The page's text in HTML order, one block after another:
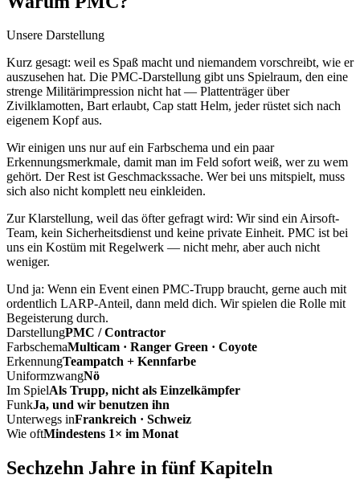
Unsere Darstellung
Kurz gesagt: weil es Spaß macht und niemandem vorschreibt, wie er
auszusehen hat. Die PMC-Darstellung gibt uns Spielraum, den eine
strenge Militärimpression nicht hat — Plattenträger über
Zivilklamotten, Bart erlaubt, Cap statt Helm, jeder rüstet sich nach
eigenem Kopf aus.
Wir einigen uns nur auf ein Farbschema und ein paar
Erkennungsmerkmale, damit man im Feld sofort weiß, wer zu wem
gehört. Der Rest ist Geschmackssache. Wer bei uns mitspielt, muss
sich also nicht komplett neu einkleiden.
Zur Klarstellung, weil das öfter gefragt wird: Wir sind ein Airsoft-
Team, kein Sicherheitsdienst und keine private Einheit. PMC ist bei
uns ein Kostüm mit Regelwerk — nicht mehr, aber auch nicht
weniger.
Und ja: Wenn ein Event einen PMC-Trupp braucht, gerne auch mit
ordentlich LARP-Anteil, dann meld dich. Wir spielen die Rolle mit
Begeisterung durch.
DarstellungPMC / Contractor
FarbschemaMulticam · Ranger Green · Coyote
ErkennungTeampatch + Kennfarbe
UniformzwangNö
Im SpielAls Trupp, nicht als Einzelkämpfer
FunkJa, und wir benutzen ihn
Unterwegs inFrankreich · Schweiz
Wie oftMindestens 1× im Monat
Sechzehn Jahre in fünf Kapiteln